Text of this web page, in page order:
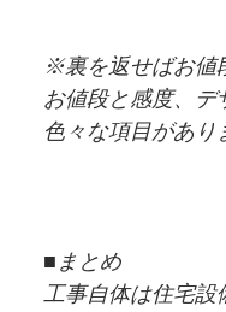
※裏を返せばお値
お値段と感度、デ
色々な項目があり
■まとめ
工事自体は住宅設